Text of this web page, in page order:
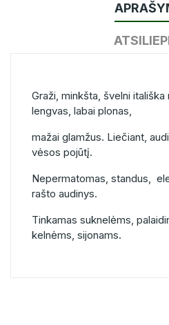
Graži, minkšta, švelni
lengvas, labai plonas,
mažai glamžus. Liečiant,
vėsos pojūtį.
Nepermatomas, standus,
rašto audinys.
Tinkamas suknelėms,
kelnėms, sijonams.